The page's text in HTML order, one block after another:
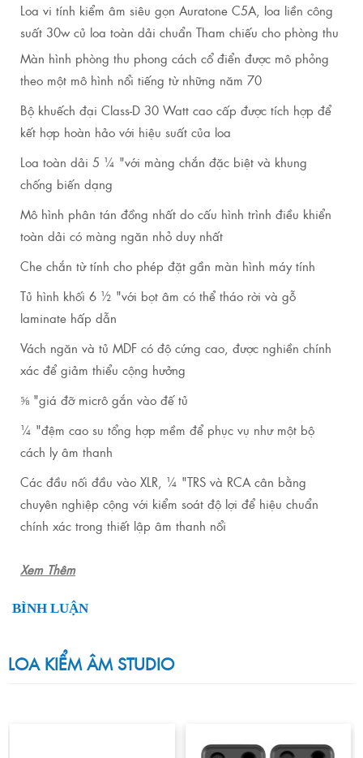
Loa vi tính kiểm âm siêu gọn Auratone C5A, loa liền công
suất 30w củ loa toàn dải chuẩn Tham chiếu cho phòng thu
Màn hình phòng thu phong cách cổ điển được mô phỏng
theo một mô hình nổi tiếng từ những năm 70
Bộ khuếch đại Class-D 30 Watt cao cấp được tích hợp để
kết hợp hoàn hảo với hiệu suất của loa
Loa toàn dải 5 ¼ "với màng chắn đặc biệt và khung
chống biến dạng
Mô hình phân tán đồng nhất do cấu hình trình điều khiển
toàn dải có màng ngăn nhỏ duy nhất
Che chắn từ tính cho phép đặt gần màn hình máy tính
Tủ hình khối 6 ½ "với bọt âm có thể tháo rời và gỗ
laminate hấp dẫn
Vách ngăn và tủ MDF có độ cứng cao, được nghiền chính
xác để giảm thiểu cộng hưởng
⅝ "giá đỡ micrô gắn vào đế tủ
¼ "đệm cao su tổng hợp mềm để phục vụ như một bộ
cách ly âm thanh
Các đầu nối đầu vào XLR, ¼ "TRS và RCA cân bằng
chuyên nghiệp cộng với kiểm soát độ lợi để hiệu chuẩn
chính xác trong thiết lập âm thanh nổi
Xem Thêm
BÌNH LUẬN
LOA KIỂM ÂM STUDIO